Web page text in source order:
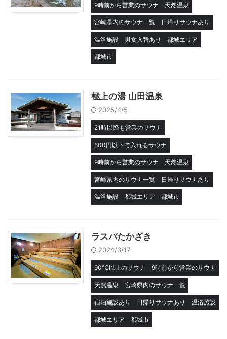
9時前から営業のサウナ 天然温泉
宮崎県内のサウナ一覧 日帰りサウナあり
温浴施設 男女入替あり 都城エリア
都城市
極上の湯 山田温泉
2025/4/5
21時以降も営業のサウナ
500円以下で入れるサウナ
9時前から営業のサウナ 天然温泉
宮崎県内のサウナ一覧 日帰りサウナあり
温浴施設 都城エリア 都城市
ラスパたかざき
2024/3/17
90℃以上のサウナ 9時前から営業のサウナ
天然温泉 宮崎県内のサウナ一覧
宿泊施設あり 日帰りサウナあり 温浴施設
都城エリア 都城市